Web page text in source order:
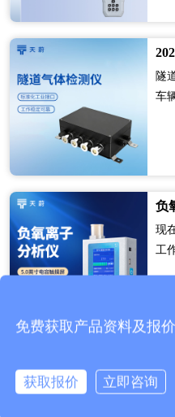
隧
车
隧
现
工
增
免费获取产品资料及报
获取报价 立即咨询